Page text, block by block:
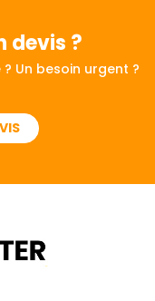
devis ?
Un besoin urgent ?